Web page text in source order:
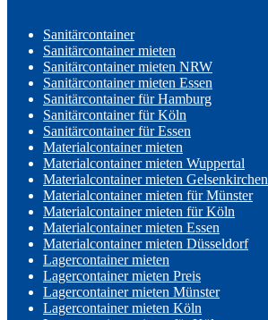
Sanitärcontainer
Sanitärcontainer mieten
Sanitärcontainer mieten NRW
Sanitärcontainer mieten Essen
Sanitärcontainer für Hamburg
Sanitärcontainer für Köln
Sanitärcontainer für Essen
Materialcontainer mieten
Materialcontainer mieten Wuppertal
Materialcontainer mieten Gelsenkirchen
Materialcontainer mieten für Münster
Materialcontainer mieten für Köln
Materialcontainer mieten Essen
Materialcontainer mieten Düsseldorf
Lagercontainer mieten
Lagercontainer mieten Preis
Lagercontainer mieten Münster
Lagercontainer mieten Köln